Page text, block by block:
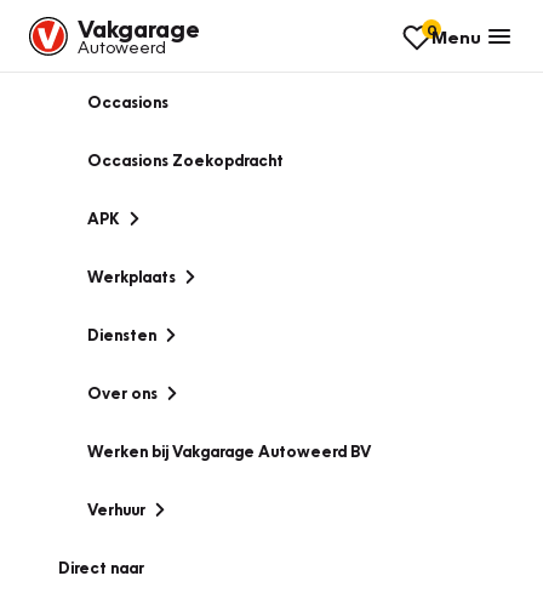
Vakgarage
Autoweerd
0Menu
Occasions
Occasions Zoekopdracht
APK
Werkplaats
Diensten
Over ons
Werken bij Vakgarage Autoweerd BV
Verhuur
Direct naar